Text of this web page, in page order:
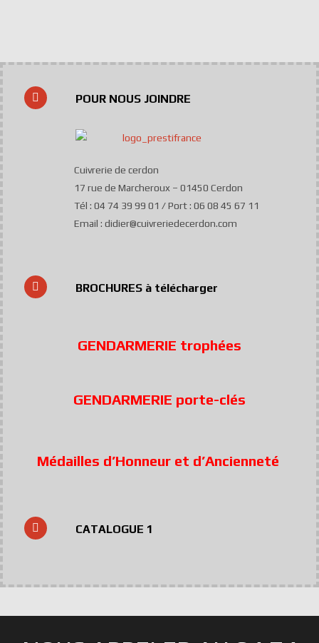
POUR NOUS JOINDRE
Cuivrerie de cerdon
17 rue de Marcheroux – 01450 Cerdon
Tél : 04 74 39 99 01 / Port : 06 08 45 67 11
Email : didier@cuivreriedecerdon.com
BROCHURES à télécharger
GENDARMERIE trophées
GENDARMERIE porte-clés
Médailles d’Honneur et d’Ancienneté
CATALOGUE 1